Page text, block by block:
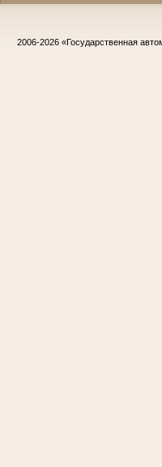
2006-2026 «Государственная